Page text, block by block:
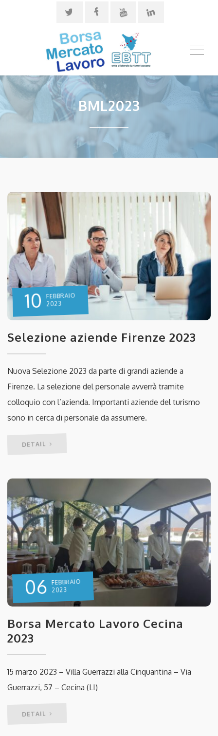
BML2023
10 FEBBRAIO
2023
Selezione aziende Firenze 2023
Nuova Selezione 2023 da parte di grandi aziende a
Firenze. La selezione del personale avverrà tramite
colloquio con l’azienda. Importanti aziende del turismo
sono in cerca di personale da assumere.
DETAIL
06 FEBBRAIO
2023
Borsa Mercato Lavoro Cecina
2023
15 marzo 2023 – Villa Guerrazzi alla Cinquantina – Via
Guerrazzi, 57 – Cecina (LI)
DETAIL